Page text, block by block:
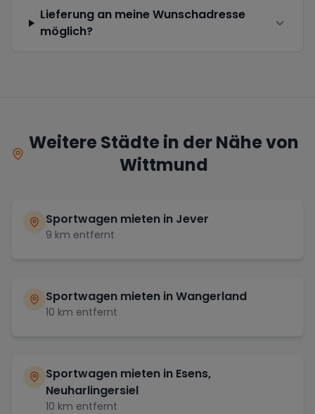
Lieferung an meine Wunschadresse
möglich?
Weitere Städte in der Nähe von
Wittmund
Sportwagen mieten in Jever
9 km entfernt
Sportwagen mieten inWangerland
10 km entfernt
Sportwagen mieten in Esens,
Neuharlingersiel
10 km entfernt